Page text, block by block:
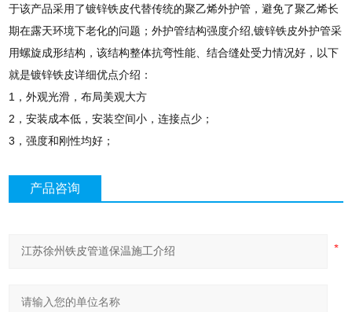
于该产品采用了镀锌铁皮代替传统的聚乙烯外护管，避免了聚乙烯长
期在露天环境下老化的问题；外护管结构强度介绍,镀锌铁皮外护管采
用螺旋成形结构，该结构整体抗弯性能、结合缝处受力情况好，以下
就是镀锌铁皮详细优点介绍：
1，外观光滑，布局美观大方
2，安装成本低，安装空间小，连接点少；
3，强度和刚性均好；
产品咨询